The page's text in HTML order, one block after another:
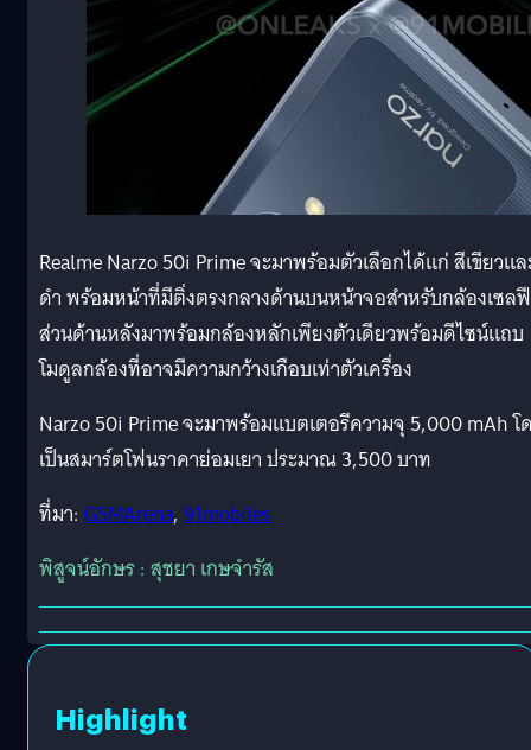
Realme Narzo 50i Prime จะมาพร้อมตัวเลือกได้แก่ สีเขียวแ
ดำ พร้อมหน้าที่มีติ่งตรงกลางด้านบนหน้าจอสำหรับกล้องเซลฟี
ส่วนด้านหลังมาพร้อมกล้องหลักเพียงตัวเดียวพร้อมดีไซน์แถบ
โมดูลกล้องที่อาจมีความกว้างเกือบเท่าตัวเครื่อง
Narzo 50i Prime จะมาพร้อมแบตเตอรีความจุ 5,000 mAh โ
เป็นสมาร์ตโฟนราคาย่อมเยา ประมาณ 3,500 บาท
ที่มา: GSMArena, 91mobiles
พิสูจน์อักษร : สุชยา เกษจำรัส
Highlight